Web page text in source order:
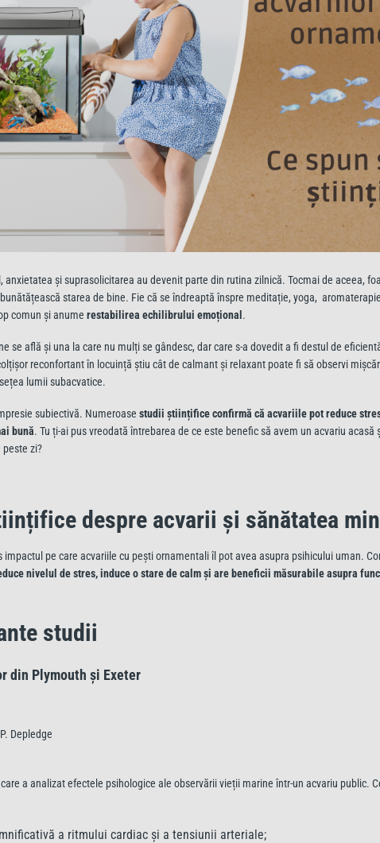
anxietatea și suprasolicitarea au devenit parte din rutina zilnică. Tocmai de aceea,
starea de bine. Fie că se îndreaptă înspre meditație, yoga,
comun și anume restabilirea echilibrului emoțional .
se află și una la care nu mulți se gândesc, dar care s-a dovedit a fi destul de
reconfortant în locuință știu cât de calmant și relaxant poate fi să observi
lumii subacvatice.
subiectivă. Numeroase studii științifice confirmă că acvariile pot reduce
bună. Tu ți-ai pus vreodată întrebarea de ce este benefic să avem un acvariu acasă
peste zi?
despre acvarii și sănătatea
pe care acvariile cu pești ornamentali îl pot avea asupra psihicului uman.
nivelul de stres, induce o stare de calm și are beneficii măsurabile asupra
studii
din Plymouth și Exeter
Depledge
a analizat efectele psihologice ale observării vieții marine într-un acvariu public.
a ritmului cardiac și a tensiunii arteriale;